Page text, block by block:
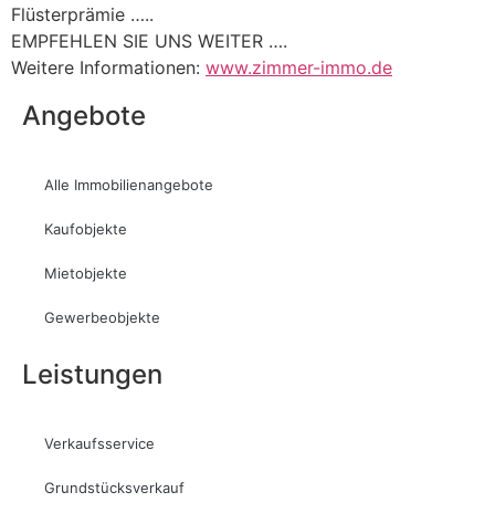
Flüsterprämie …..
EMPFEHLEN SIE UNS WEITER ….
Weitere Informationen: www.zimmer-immo.de
Angebote
Alle Immobilienangebote
Kaufobjekte
Mietobjekte
Gewerbeobjekte
Leistungen
Verkaufsservice
Grundstücksverkauf